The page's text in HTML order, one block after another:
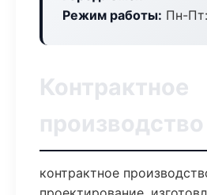
Режим работы: Пн-
Контрактное
контрактное